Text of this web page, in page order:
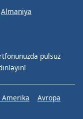
Almaniya
pulsuz
Amerika
Avropa